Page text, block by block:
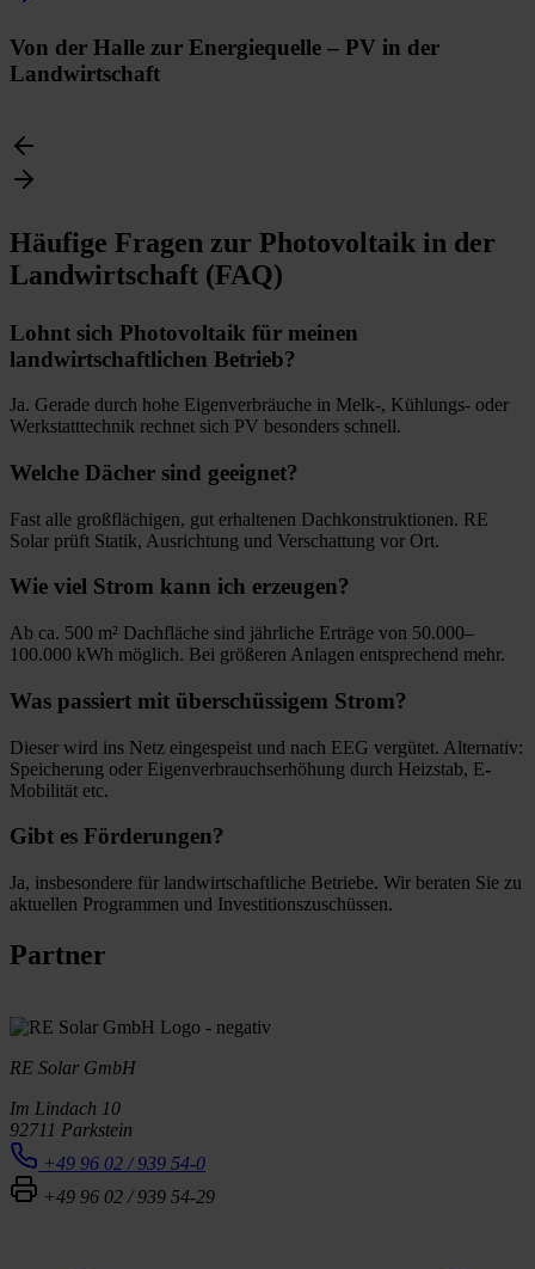
Von der Halle zur Energiequelle – PV in der
Landwirtschaft
Häufige Fragen zur Photovoltaik in der
Landwirtschaft (FAQ)
Lohnt sich Photovoltaik für meinen
landwirtschaftlichen Betrieb?
Ja. Gerade durch hohe Eigenverbräuche in Melk-, Kühlungs- oder
Werkstatttechnik rechnet sich PV besonders schnell.
Welche Dächer sind geeignet?
Fast alle großflächigen, gut erhaltenen Dachkonstruktionen. RE
Solar prüft Statik, Ausrichtung und Verschattung vor Ort.
Wie viel Strom kann ich erzeugen?
Ab ca. 500 m² Dachfläche sind jährliche Erträge von 50.000–
100.000 kWh möglich. Bei größeren Anlagen entsprechend mehr.
Was passiert mit überschüssigem Strom?
Dieser wird ins Netz eingespeist und nach EEG vergütet. Alternativ:
Speicherung oder Eigenverbrauchserhöhung durch Heizstab, E-
Mobilität etc.
Gibt es Förderungen?
Ja, insbesondere für landwirtschaftliche Betriebe. Wir beraten Sie zu
aktuellen Programmen und Investitionszuschüssen.
Partner
RE Solar GmbH
Im Lindach 10
92711 Parkstein
+49 96 02 / 939 54-0
+49 96 02 / 939 54-29